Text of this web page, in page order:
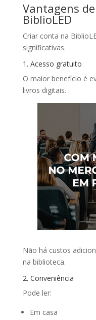
Vantagens
BiblioLED
Criar conta na
significativas.
1. Acesso gratuito
O maior benefício é
livros digitais.
Não há custos
na biblioteca.
2. Conveniência
Pode ler:
Em casa